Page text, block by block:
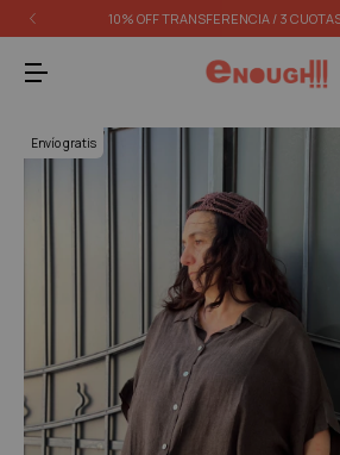
10% OFF TRANSFERENCIA / 3
Envío gratis